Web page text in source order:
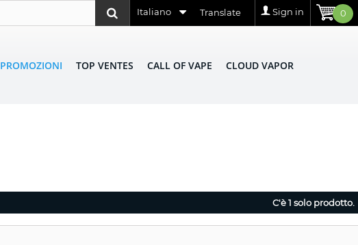
0
Sign in
Translate
Italiano
PROMOZIONI TOP VENTES CALL OF VAPE CLOUD VAPOR
C'è 1 solo prodotto.